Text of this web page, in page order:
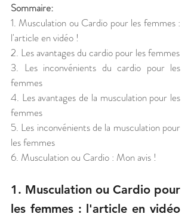
Sommaire:
1. Musculation ou Cardio pour les femmes :
l'article en vidéo !
2. Les avantages du cardio pour les femmes
3. Les inconvénients du cardio pour les
femmes
4. Les avantages de la musculation pour les
femmes
5. Les inconvénients de la musculation pour
les femmes
6. Musculation ou Cardio : Mon avis !
1. Musculation ou Cardio pour
les femmes : l'article en vidéo